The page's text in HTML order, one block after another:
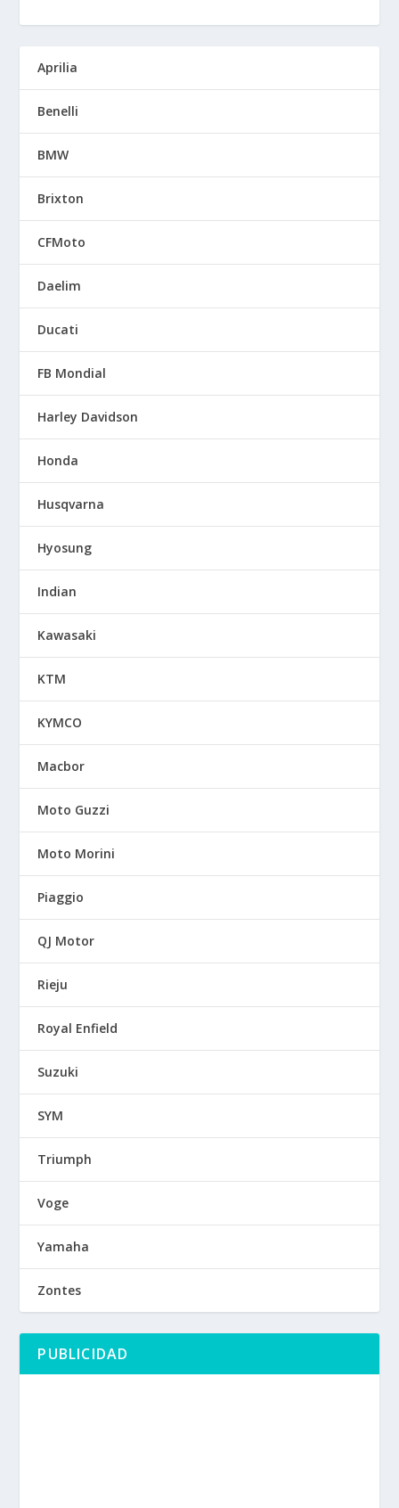
Aprilia
Benelli
BMW
Brixton
CFMoto
Daelim
Ducati
FB Mondial
Harley Davidson
Honda
Husqvarna
Hyosung
Indian
Kawasaki
KTM
KYMCO
Macbor
Moto Guzzi
Moto Morini
Piaggio
QJ Motor
Rieju
Royal Enfield
Suzuki
SYM
Triumph
Voge
Yamaha
Zontes
PUBLICIDAD